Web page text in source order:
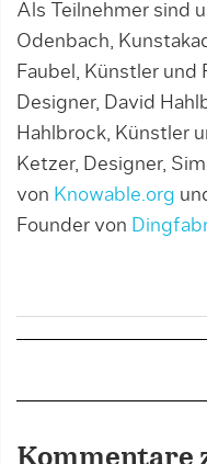
Als Teilnehmer sind
Odenbach,
Faubel, Künstler und
Designer, David
Hahlbrock, Künstler
Ketzer, Designer,
von Knowable.org
Founder von
Kommentare